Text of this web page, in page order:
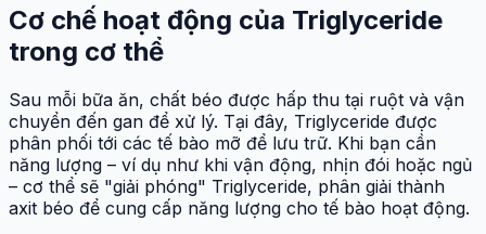
Cơ chế hoạt động của Triglyceride
trong cơ thể
Sau mỗi bữa ăn, chất béo được hấp thu tại ruột và vận
chuyển đến gan để xử lý. Tại đây, Triglyceride được
phân phối tới các tế bào mỡ để lưu trữ. Khi bạn cần
năng lượng – ví dụ như khi vận động, nhịn đói hoặc ngủ
– cơ thể sẽ "giải phóng" Triglyceride, phân giải thành
axit béo để cung cấp năng lượng cho tế bào hoạt động.